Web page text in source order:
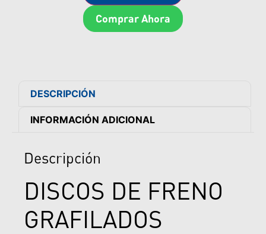
Comprar Ahora
DESCRIPCIÓN
INFORMACIÓN ADICIONAL
Descripción
DISCOS DE FRENO
GRAFILADOS